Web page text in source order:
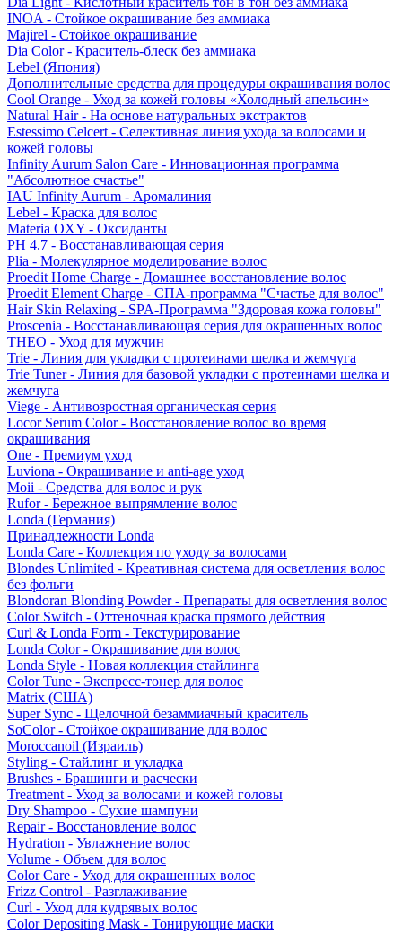
INOA - Стойкое окрашивание без аммиака
Majirel - Стойкое окрашивание
Dia Color - Краситель-блеск без аммиака
Lebel (Япония)
Дополнительные средства для процедуры окрашивания волос
Cool Orange - Уход за кожей головы «Холодный апельсин»
Natural Hair - На основе натуральных экстрактов
Estessimo Celcert - Селективная линия ухода за волосами и
кожей головы
Infinity Aurum Salon Care - Инновационная программа
"Абсолютное счастье"
IAU Infinity Aurum - Аромалиния
Lebel - Краска для волос
Materia OXY - Оксиданты
PH 4.7 - Восстанавливающая серия
Plia - Молекулярное моделирование волос
Proedit Home Charge - Домашнее восстановление волос
Proedit Element Charge - СПА-программа "Счастье для волос"
Hair Skin Relaxing - SPA-Программа "Здоровая кожа головы"
Proscenia - Восстанавливающая серия для окрашенных волос
THEO - Уход для мужчин
Trie - Линия для укладки с протеинами шелка и жемчуга
Trie Tuner - Линия для базовой укладки с протеинами шелка и
жемчуга
Viege - Антивозростная органическая серия
Locor Serum Color - Восстановление волос во время
окрашивания
One - Премиум уход
Luviona - Окрашивание и anti-age уход
Moii - Средства для волос и рук
Rufor - Бережное выпрямление волос
Londa (Германия)
Принадлежности Londa
Londa Care - Коллекция по уходу за волосами
Blondes Unlimited - Креативная система для осветления волос
без фольги
Blondoran Blonding Powder - Препараты для осветления волос
Color Switch - Оттеночная краска прямого действия
Curl & Londa Form - Текстурирование
Londa Color - Окрашивание для волос
Londa Style - Новая коллекция стайлинга
Color Tune - Экспресс-тонер для волос
Matrix (США)
Super Sync - Щелочной безаммиачный краситель
SoColor - Стойкое окрашивание для волос
Moroccanoil (Израиль)
Styling - Стайлинг и укладка
Brushes - Брашинги и расчески
Treatment - Уход за волосами и кожей головы
Dry Shampoo - Сухие шампуни
Repair - Восстановление волос
Hydration - Увлажнение волос
Volume - Объем для волос
Color Care - Уход для окрашенных волос
Frizz Control - Разглаживание
Curl - Уход для кудрявых волос
Color Depositing Mask - Тонирующие маски